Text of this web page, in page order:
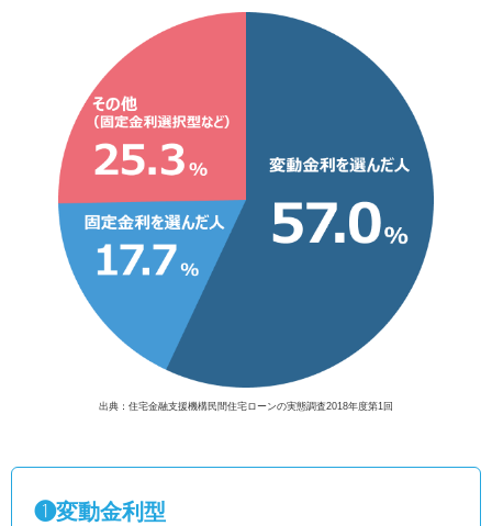
出典：住宅金融支援機構民間住宅ローンの実態調査2018年度第1回
❶変動金利型